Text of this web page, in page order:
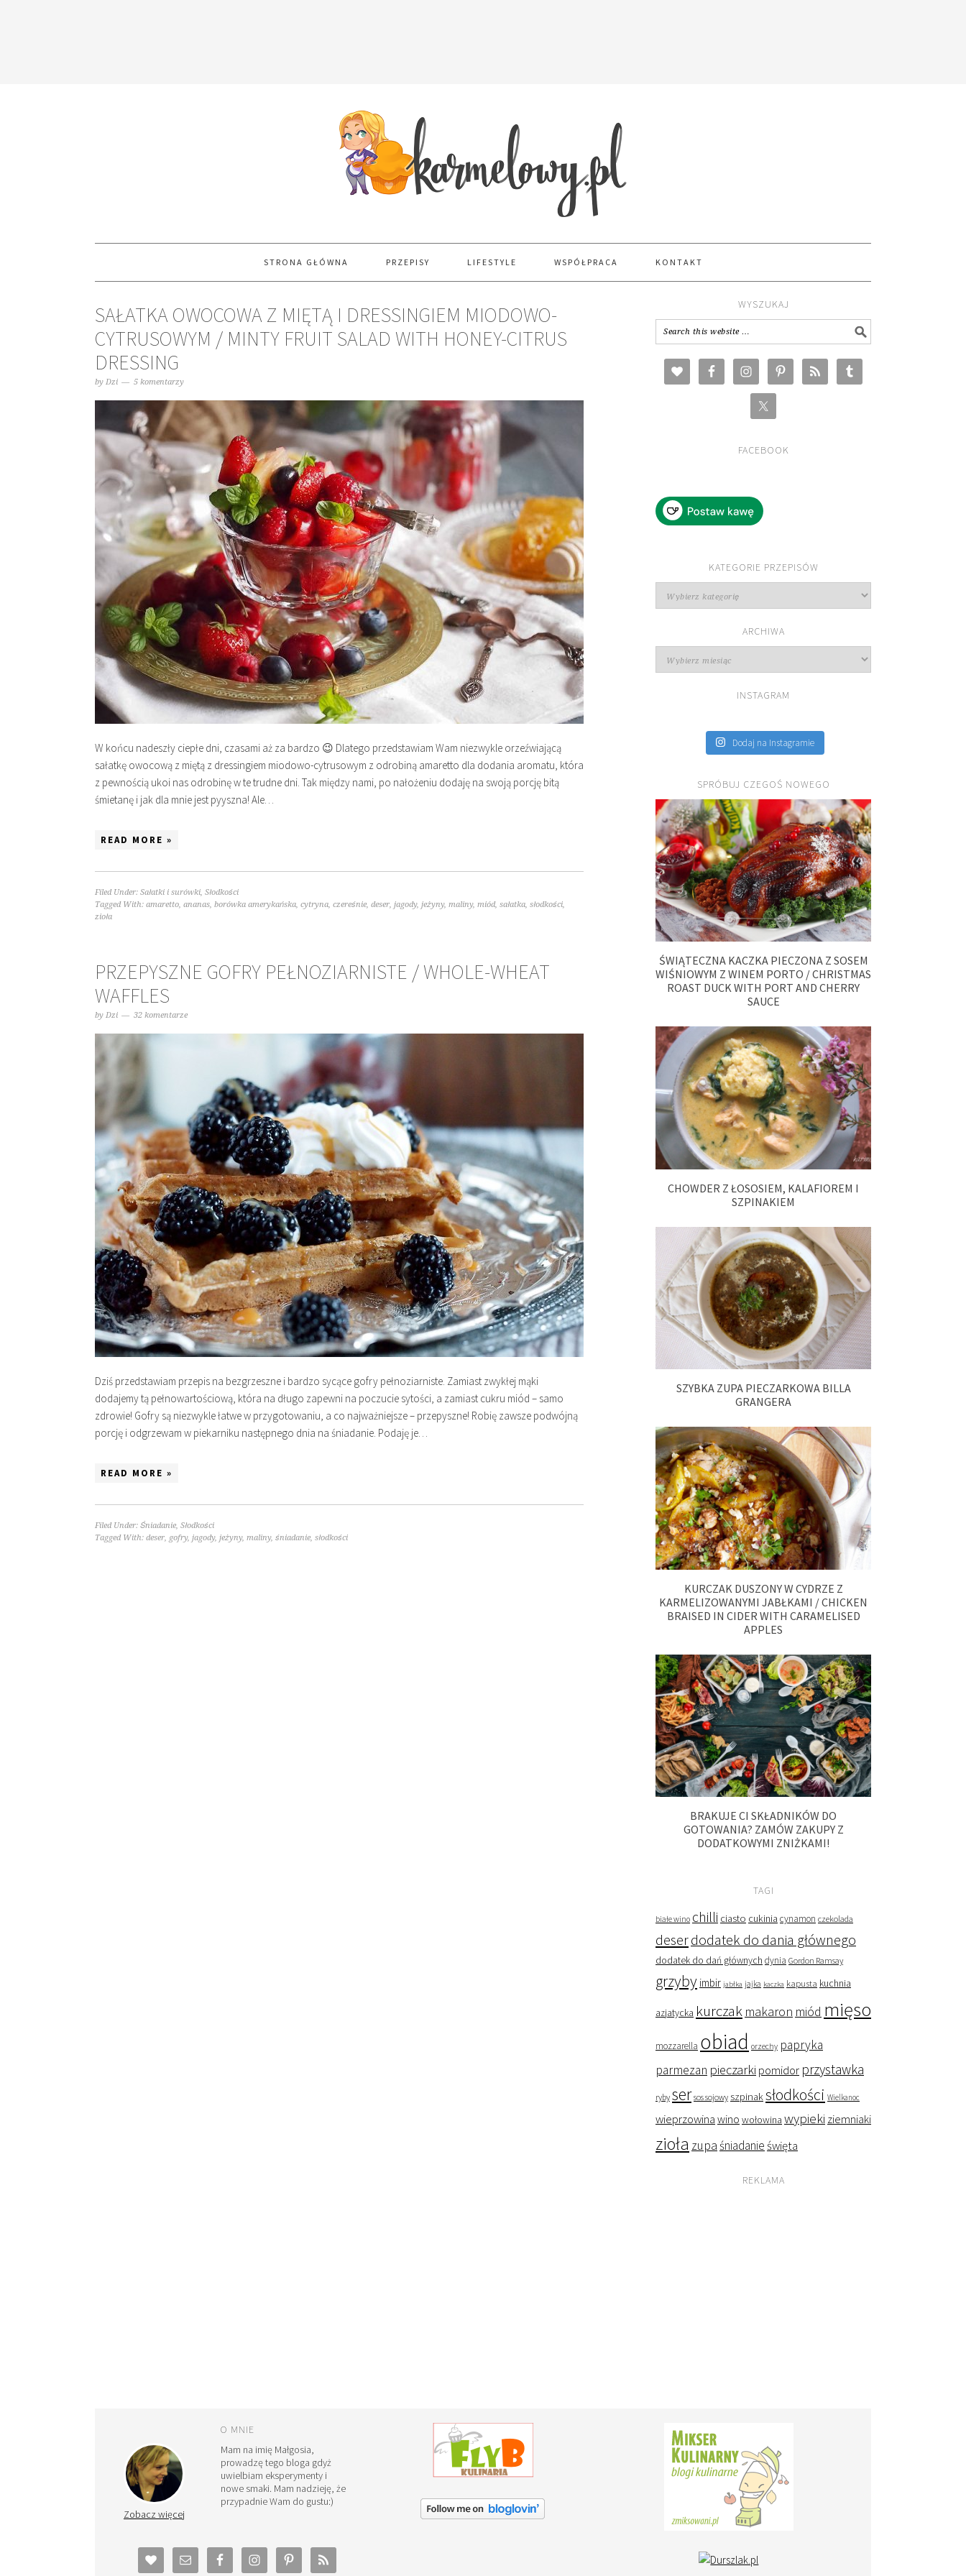
STRONA GŁÓWNA PRZEPISY LIFESTYLE WSPÓŁPRACA KONTAKT
SAŁATKA OWOCOWA Z MIĘTĄ I DRESSINGIEM MIODOWO-
CYTRUSOWYM / MINTY FRUIT SALAD WITH HONEY-CITRUS
DRESSING
by Dzi 5 komentarzy
W końcu nadeszły ciepłe dni, czasami aż za bardzo 😉 Dlatego przedstawiam Wam niezwykle orzeźwiającą
sałatkę owocową z miętą z dressingiem miodowo-cytrusowym z odrobiną amaretto dla dodania aromatu, która
z pewnością ukoi nas odrobinę w te trudne dni. Tak między nami, po nałożeniu dodaję na swoją porcję bitą
śmietanę i jak dla mnie jest pyyszna! Ale…
READ MORE »
Filed Under: Sałatki i surówki, Słodkości
Tagged With: amaretto, ananas, borówka amerykańska, cytryna, czereśnie, deser, jagody, jeżyny, maliny, miód, sałatka, słodkości,
zioła
PRZEPYSZNE GOFRY PEŁNOZIARNISTE / WHOLE-WHEAT
WAFFLES
by Dzi 32 komentarze
Dziś przedstawiam przepis na bezgrzeszne i bardzo sycące gofry pełnoziarniste. Zamiast zwykłej mąki
dodajemy tą pełnowartościową, która na długo zapewni na poczucie sytości, a zamiast cukru miód – samo
zdrowie! Gofry są niezwykle łatwe w przygotowaniu, a co najważniejsze – przepyszne! Robię zawsze podwójną
porcję i odgrzewam w piekarniku następnego dnia na śniadanie. Podaję je…
READ MORE »
Filed Under: Śniadanie, Słodkości
Tagged With: deser, gofry, jagody, jeżyny, maliny, śniadanie, słodkości
WYSZUKAJ
FACEBOOK
KATEGORIE PRZEPISÓW
przepisów
ARCHIWA
INSTAGRAM
Dodaj na Instagramie
SPRÓBUJ CZEGOŚ NOWEGO
ŚWIĄTECZNA KACZKA PIECZONA Z SOSEM
WIŚNIOWYM Z WINEM PORTO / CHRISTMAS
ROAST DUCK WITH PORT AND CHERRY
SAUCE
CHOWDER Z ŁOSOSIEM, KALAFIOREM I
SZPINAKIEM
SZYBKA ZUPA PIECZARKOWA BILLA
GRANGERA
KURCZAK DUSZONY W CYDRZE Z
KARMELIZOWANYMI JABŁKAMI / CHICKEN
BRAISED IN CIDER WITH CARAMELISED
APPLES
BRAKUJE CI SKŁADNIKÓW DO
GOTOWANIA? ZAMÓW ZAKUPY Z
DODATKOWYMI ZNIŻKAMI!
TAGI
białe wino chilli ciasto cukinia cynamon czekolada
deserdodatek do dania głównego
dodatek do dań głównych dynia Gordon Ramsay
grzyby imbir jabłka jajka kaczka kapusta kuchnia
azjatycka kurczak makaron miód mięso
mozzarella obiad orzechy papryka
parmezan pieczarki pomidor przystawka
ryby ser sos sojowy szpinaksłodkości Wielkanoc
wieprzowina wino wołowina wypieki ziemniaki
zioła zupaśniadanieświęta
REKLAMA
O MNIE
Mam na imię Małgosia,
prowadzę tego bloga gdyż
uwielbiam eksperymenty i
nowe smaki. Mam nadzieję, że
przypadnie Wam do gustu:)
Zobacz więcej